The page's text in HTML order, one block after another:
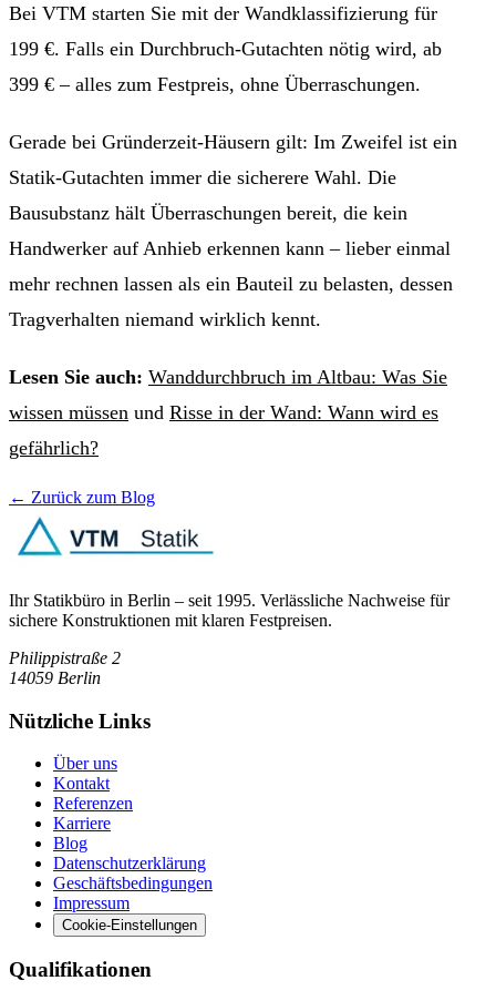
Bei VTM starten Sie mit der Wandklassifizierung für
199 €. Falls ein Durchbruch-Gutachten nötig wird, ab
399 € – alles zum Festpreis, ohne Überraschungen.
Gerade bei Gründerzeit-Häusern gilt: Im Zweifel ist ein
Statik-Gutachten immer die sicherere Wahl. Die
Bausubstanz hält Überraschungen bereit, die kein
Handwerker auf Anhieb erkennen kann – lieber einmal
mehr rechnen lassen als ein Bauteil zu belasten, dessen
Tragverhalten niemand wirklich kennt.
Lesen Sie auch: Wanddurchbruch im Altbau: Was Sie
wissen müssen und Risse in der Wand: Wann wird es
gefährlich?
← Zurück zum Blog
Ihr Statikbüro in Berlin – seit 1995. Verlässliche Nachweise für
sichere Konstruktionen mit klaren Festpreisen.
Philippistraße 2
14059 Berlin
Nützliche Links
Über uns
Kontakt
Referenzen
Karriere
Blog
Datenschutzerklärung
Geschäftsbedingungen
Impressum
Cookie-Einstellungen
Qualifikationen